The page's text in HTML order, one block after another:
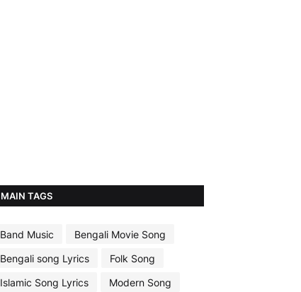
MAIN TAGS
Band Music
Bengali Movie Song
Bengali song Lyrics
Folk Song
Islamic Song Lyrics
Modern Song